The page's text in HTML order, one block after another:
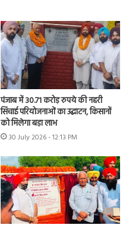
पंजाब में 30.71 करोड़ रुपये की नहरी
सिंचाई परियोजनाओं का उद्घाटन, किसानों
को मिलेगा बड़ा लाभ
30 July 2026 - 12:13 PM